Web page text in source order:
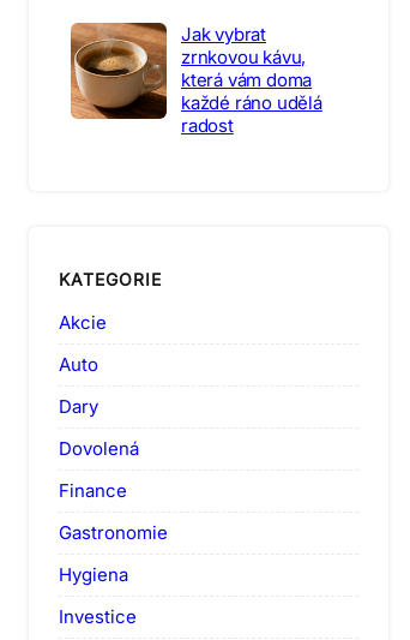
Jak vybrat
zrnkovou kávu,
která vám doma
každé ráno udělá
radost
KATEGORIE
Akcie
Auto
Dary
Dovolená
Finance
Gastronomie
Hygiena
Investice